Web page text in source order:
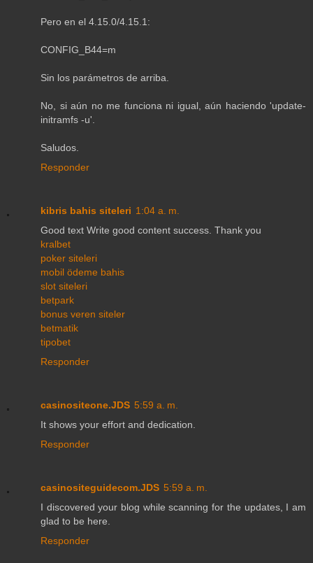
Pero en el 4.15.0/4.15.1:
CONFIG_B44=m
Sin los parámetros de arriba.
No, si aún no me funciona ni igual, aún haciendo 'update-
initramfs -u'.
Saludos.
Responder
kibris bahis siteleri 1:04 a. m.
Good text Write good content success. Thank you
kralbet
poker siteleri
mobil ödeme bahis
slot siteleri
betpark
bonus veren siteler
betmatik
tipobet
Responder
casinositeone.JDS 5:59 a. m.
It shows your effort and dedication.
Responder
casinositeguidecom.JDS 5:59 a. m.
I discovered your blog while scanning for the updates, I am
glad to be here.
Responder